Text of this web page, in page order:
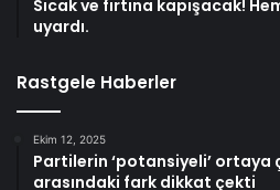
Sıcak ve fırtına kapışacak!
uyardı.
Rastgele Haberler
Ekim 12, 2025
Partilerin ‘potansiyeli’ ortaya
arasındaki fark dikkat çekti